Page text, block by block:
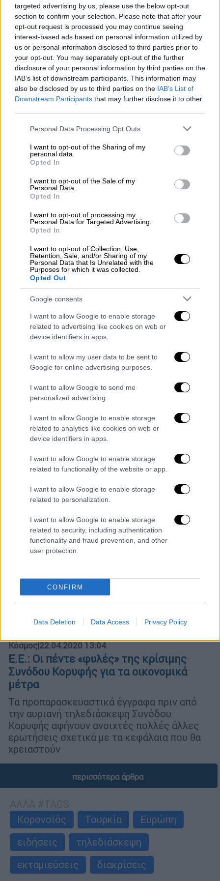
targeted advertising by us, please use the below opt-out
section to confirm your selection. Please note that after your
opt-out request is processed you may continue seeing
interest-based ads based on personal information utilized by
us or personal information disclosed to third parties prior to
your opt-out. You may separately opt-out of the further
disclosure of your personal information by third parties on the
IAB’s list of downstream participants. This information may
also be disclosed by us to third parties on the IAB’s List of
Downstream Participants that may further disclose it to other
Please note that this website/app uses one or more Google
not limited to your visit or usage behaviour. You may click to
grant or deny consent to Google and its third-party tags to
use your data for below specified purposes in below Google
consent section.
Personal Data Processing Opt Outs
I want to opt-out of the Sharing of my
personal data.
Opted In
I want to opt-out of the Sale of my
Personal Data.
Opted In
I want to opt-out of processing my
Personal Data for Targeted Advertising.
Opted In
I want to opt-out of Collection, Use,
Retention, Sale, and/or Sharing of my
Personal Data that Is Unrelated with the
Purposes for which it was collected.
Opted Out
Google consents
I want to allow Google to enable storage
related to advertising like cookies on web or
device identifiers in apps.
I want to allow my user data to be sent to
Google for online advertising purposes.
I want to allow Google to send me
personalized advertising.
I want to allow Google to enable storage
related to analytics like cookies on web or
device identifiers in apps.
I want to allow Google to enable storage
related to functionality of the website or app.
I want to allow Google to enable storage
related to personalization.
I want to allow Google to enable storage
related to security, including authentication
functionality and fraud prevention, and other
user protection.
CONFIRM
Data Deletion Data Access Privacy Policy
Κόσμος|15.05.2020 19:14
Τουρκία: Αυστηρή καταδίκη για
παραβιάσεις ελληνικού FIR και της
κυπριακής ΑΟΖ
«Στείλαμε σήμερα ένα ισχυρό μήνυμα προς
την Τουρκία σε υποστήριξη της Κύπρου και
της Ελλάδας» είπε ο Ύπατος Εκπρόσωπος
της ΕΕ για την εξωτερική πολιτική Ζοζέπ
Μπορέλ
Τεχνολογία|07.05.2020 16:54
Εφαρμογή για την ελεύθερη διακίνηση
εμπορευμάτων
H εφαρμογή χρησιμοποιεί τις υπηρεσίες
εντοπισμού θέσης του Galileo
Κόσμος|22.04.2020 13:04
Ε.Ε.: Οι πέντε «φυλές» της κρίσιμης
Συνόδου Κορυφής για τα οικονομικά
μέτρα
Τα προπαρασκευαστικά έγγραφα πριν από
την αυριανή τηλεδιάσκεψη Συνόδου
Κορυφής αφήνουν ανοιχτές πολλές άλλες
ερωτήσεις σχετικά με τα κεφάλαια που θα
χρειαστούν
περισσότερα άρθρα
Κορονοϊός
Τουρκία
Ευρώπη
ειδήσεις
τηλεδιάσκεψη
εκταμιεύσεις
διακρίσεις